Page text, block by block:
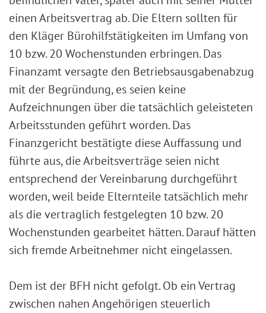
einen Arbeitsvertrag ab. Die Eltern sollten für
den Kläger Bürohilfstätigkeiten im Umfang von
10 bzw. 20 Wochenstunden erbringen. Das
Finanzamt versagte den Betriebsausgabenabzug
mit der Begründung, es seien keine
Aufzeichnungen über die tatsächlich geleisteten
Arbeitsstunden geführt worden. Das
Finanzgericht bestätigte diese Auffassung und
führte aus, die Arbeitsverträge seien nicht
entsprechend der Vereinbarung durchgeführt
worden, weil beide Elternteile tatsächlich mehr
als die vertraglich festgelegten 10 bzw. 20
Wochenstunden gearbeitet hätten. Darauf hätten
sich fremde Arbeitnehmer nicht eingelassen.
Dem ist der BFH nicht gefolgt. Ob ein Vertrag
zwischen nahen Angehörigen steuerlich